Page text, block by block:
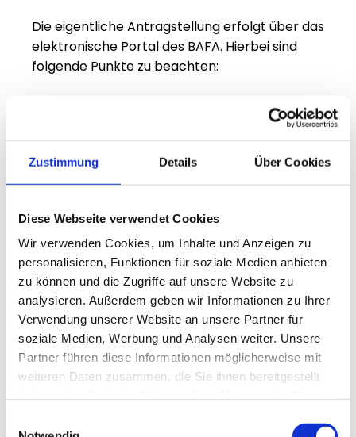
Zustimmung Details Über Cookies
Diese Webseite verwendet Cookies
Wir verwenden Cookies, um Inhalte und Anzeigen zu
personalisieren, Funktionen für soziale Medien anbieten
zu können und die Zugriffe auf unsere Website zu
analysieren. Außerdem geben wir Informationen zu Ihrer
Verwendung unserer Website an unsere Partner für
soziale Medien, Werbung und Analysen weiter. Unsere
Partner führen diese Informationen möglicherweise mit
weiteren Daten zusammen, die Sie ihnen bereitgestellt
Die eigentliche Antragstellung erfolgt über das
elektronische Portal des BAFA. Hierbei sind
folgende Punkte zu beachten:
Vollständige und korrekte
Unternehmensdaten
Detaillierte Projektbeschreibung mit
Kostenaufstellung mit Angeboten von
mindestens drei Anbietern
Nachweis der Finanzierungssicherheit für
den Eigenanteil
Einhaltung des Verbots vorzeitigen
Maßnahmenbeginns
Die Bearbeitungszeit variiert je nach
Programm und Antragsvolumen, liegt jedoch
typischerweise zwischen vier und zwölf